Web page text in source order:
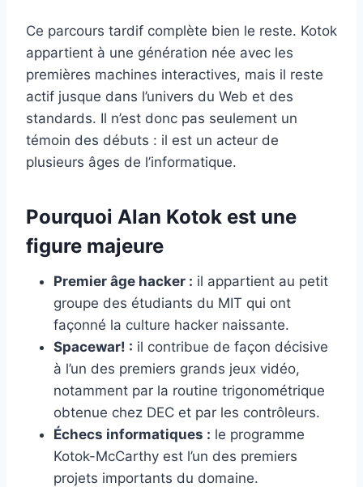
Ce parcours tardif complète bien le reste. Kotok
appartient à une génération née avec les
premières machines interactives, mais il reste
actif jusque dans l’univers du Web et des
standards. Il n’est donc pas seulement un
témoin des débuts : il est un acteur de
plusieurs âges de l’informatique.
Pourquoi Alan Kotok est une
figure majeure
Premier âge hacker : il appartient au petit
groupe des étudiants du MIT qui ont
façonné la culture hacker naissante.
Spacewar! : il contribue de façon décisive
à l’un des premiers grands jeux vidéo,
notamment par la routine trigonométrique
obtenue chez DEC et par les contrôleurs.
Échecs informatiques : le programme
Kotok-McCarthy est l’un des premiers
projets importants du domaine.